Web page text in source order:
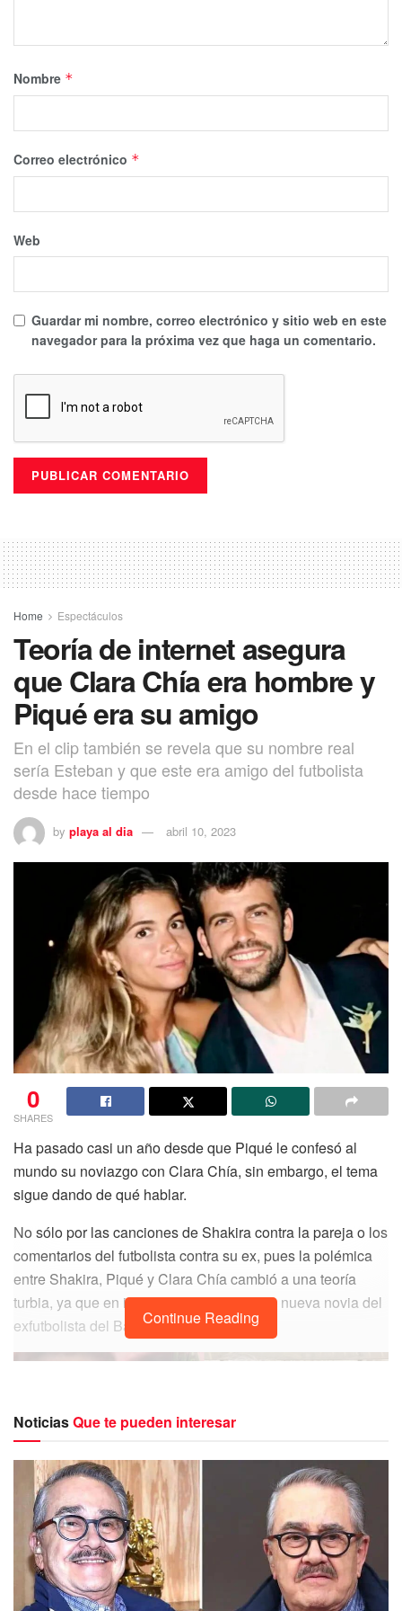
Nombre *
Correo electrónico *
Web
Guardar mi nombre, correo electrónico y sitio web en este
navegador para la próxima vez que haga un comentario.
Home Espectáculos
Teoría de internet asegura
que Clara Chía era hombre y
Piqué era su amigo
En el clip también se revela que su nombre real
sería Esteban y que este era amigo del futbolista
desde hace tiempo
by playa al dia abril 10, 2023
0
SHARES
Ha pasado casi un año desde que Piqué le confesó al
mundo su noviazgo con Clara Chía, sin embargo, el tema
sigue dando de qué hablar.
No sólo por las canciones de Shakira contra la pareja o los
comentarios del futbolista contra su ex, pues la polémica
entre Shakira, Piqué y Clara Chía cambió a una teoría
turbia, ya que en internet aseguran que la nueva novia del
exfutbolista del Barcelona era hombre.
Continue Reading
NoticiasQue te pueden interesar